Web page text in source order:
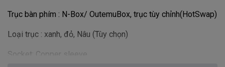
Trục bàn phím : N-Box/ OutemuBox, trục tùy chỉnh(HotSwap)
Loại trục : xanh, đỏ, Nâu (Tùy chọn)
Socket: Copper sleeve